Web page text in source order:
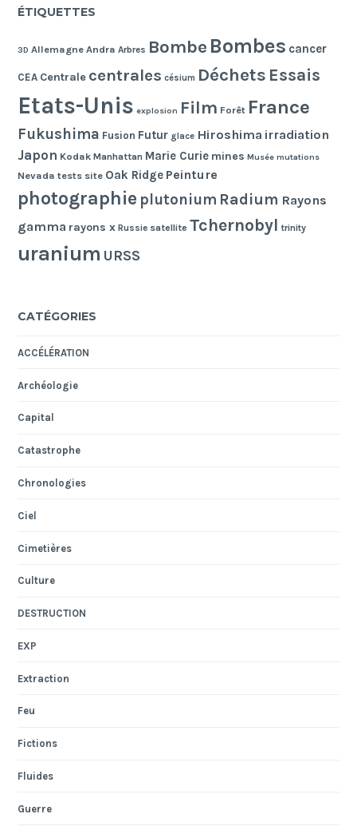
ÉTIQUETTES
3D Allemagne Andra Arbres Bombe Bombes cancer
CEA Centrale centrales césium Déchets Essais
Etats-Unis explosion Film Forêt France
Fukushima Fusion Futur glace Hiroshima irradiation
Japon Kodak Manhattan Marie Curie mines Musée mutations
Nevada tests site Oak Ridge Peinture
photographie plutonium Radium Rayons
gamma rayons x Russie satellite Tchernobyl trinity
uranium URSS
CATÉGORIES
ACCÉLÉRATION
Archéologie
Capital
Catastrophe
Chronologies
Ciel
Cimetières
Culture
DESTRUCTION
EXP
Extraction
Feu
Fictions
Fluides
Guerre